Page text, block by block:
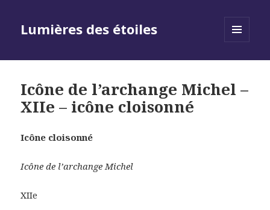
Lumières des étoiles
Icône de l’archange Michel –
XIIe – icône cloisonné
Icône cloisonné
Icône de l’archange Michel
XIIe